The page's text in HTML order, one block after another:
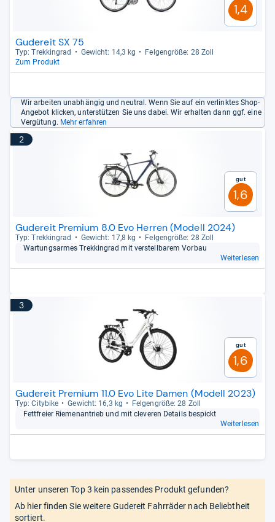
1,4
Gudereit SX 75
Typ: Trek­kin­grad Gewicht: 14,3 kg
Fel­gen­größe: 28 Zoll
Zum Produkt
Wir arbeiten unabhängig und neutral. Wenn Sie auf ein verlinktes Shop-
Angebot klicken, unterstützen Sie uns dabei. Wir erhalten dann ggf. eine
Vergütung. Mehr erfahren
2
Gut
1,6
Gudereit Premium 8.0 Evo Herren (Modell 2024)
Typ: Trek­kin­grad Gewicht: 17,8 kg
Fel­gen­größe: 28 Zoll
War­tungs­ar­mes Trek­kin­grad mit ver­stell­ba­rem Vor­bau
Weiterlesen
3
Gut
1,6
Gudereit Premium 11.0 Evo Lite Damen (Modell 2023)
Typ: City­bike Gewicht: 16,3 kg
Fel­gen­größe: 28 Zoll
Fett­freier Rie­men­an­trieb und mit cle­ve­ren Details bespickt
Weiterlesen
Unter unseren Top 3 kein passendes Produkt gefunden?
Ab hier finden Sie weitere Gudereit Fahrräder nach Beliebtheit
sortiert.